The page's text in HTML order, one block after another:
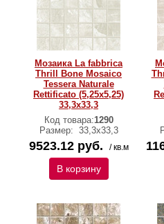
Мозаика La fabbrica
Thrill Bone Mosaico
Tessera Naturale
Rettificato (5,25x5,25)
33,3х33,3
Код товара:1290
Размер: 33,3х33,3
9523.12 руб. / кв.м
В корзину